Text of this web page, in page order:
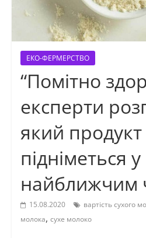
ЕКО-ФЕРМЕРСТВО
“Помітно
експерти
який продукт
підніметься у
найближчим
15.08.2020 вартість сухого
молока, сухе молоко